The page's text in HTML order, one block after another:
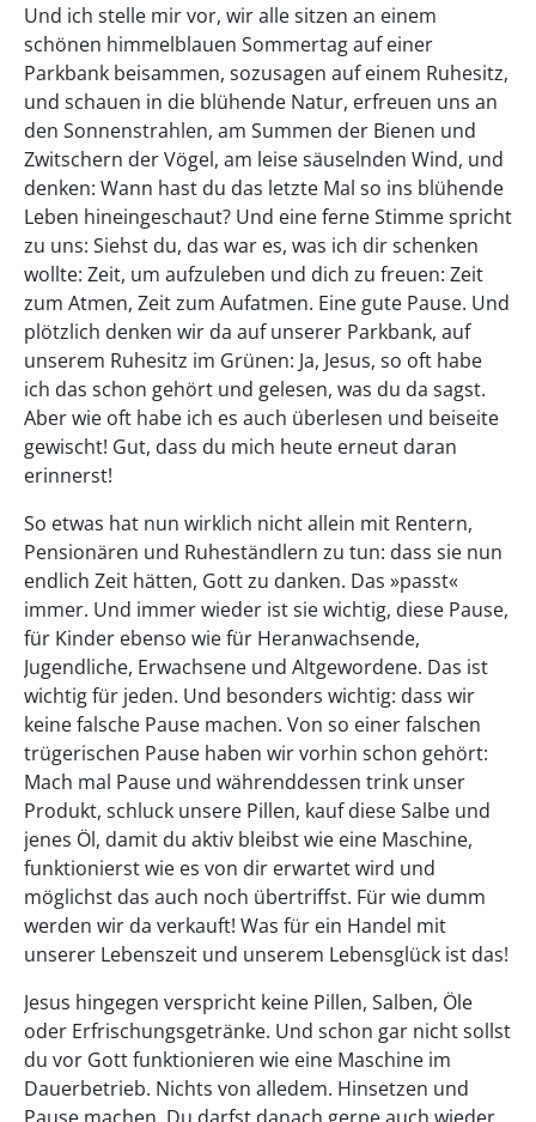
Und ich stelle mir vor, wir alle sitzen an einem
schönen himmelblauen Sommertag auf einer
Parkbank beisammen, sozusagen auf einem Ruhesitz,
und schauen in die blühende Natur, erfreuen uns an
den Sonnenstrahlen, am Summen der Bienen und
Zwitschern der Vögel, am leise säuselnden Wind, und
denken: Wann hast du das letzte Mal so ins blühende
Leben hineingeschaut? Und eine ferne Stimme spricht
zu uns: Siehst du, das war es, was ich dir schenken
wollte: Zeit, um aufzuleben und dich zu freuen: Zeit
zum Atmen, Zeit zum Aufatmen. Eine gute Pause. Und
plötzlich denken wir da auf unserer Parkbank, auf
unserem Ruhesitz im Grünen: Ja, Jesus, so oft habe
ich das schon gehört und gelesen, was du da sagst.
Aber wie oft habe ich es auch überlesen und beiseite
gewischt! Gut, dass du mich heute erneut daran
erinnerst!
So etwas hat nun wirklich nicht allein mit Rentern,
Pensionären und Ruheständlern zu tun: dass sie nun
endlich Zeit hätten, Gott zu danken. Das »passt«
immer. Und immer wieder ist sie wichtig, diese Pause,
für Kinder ebenso wie für Heranwachsende,
Jugendliche, Erwachsene und Altgewordene. Das ist
wichtig für jeden. Und besonders wichtig: dass wir
keine falsche Pause machen. Von so einer falschen
trügerischen Pause haben wir vorhin schon gehört:
Mach mal Pause und währenddessen trink unser
Produkt, schluck unsere Pillen, kauf diese Salbe und
jenes Öl, damit du aktiv bleibst wie eine Maschine,
funktionierst wie es von dir erwartet wird und
möglichst das auch noch übertriffst. Für wie dumm
werden wir da verkauft! Was für ein Handel mit
unserer Lebenszeit und unserem Lebensglück ist das!
Jesus hingegen verspricht keine Pillen, Salben, Öle
oder Erfrischungsgetränke. Und schon gar nicht sollst
du vor Gott funktionieren wie eine Maschine im
Dauerbetrieb. Nichts von alledem. Hinsetzen und